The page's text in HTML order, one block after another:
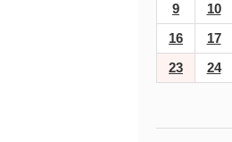
9
10
16
17
23
24